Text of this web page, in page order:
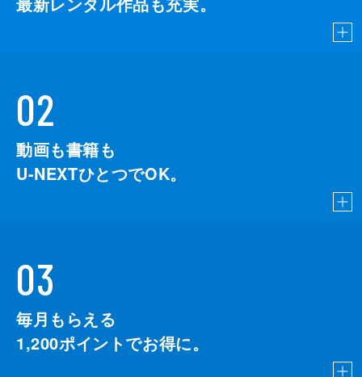
02
動画も書籍も
U-NEXTひとつでOK。
03
毎月もらえる
1,200ポイントでお得に。